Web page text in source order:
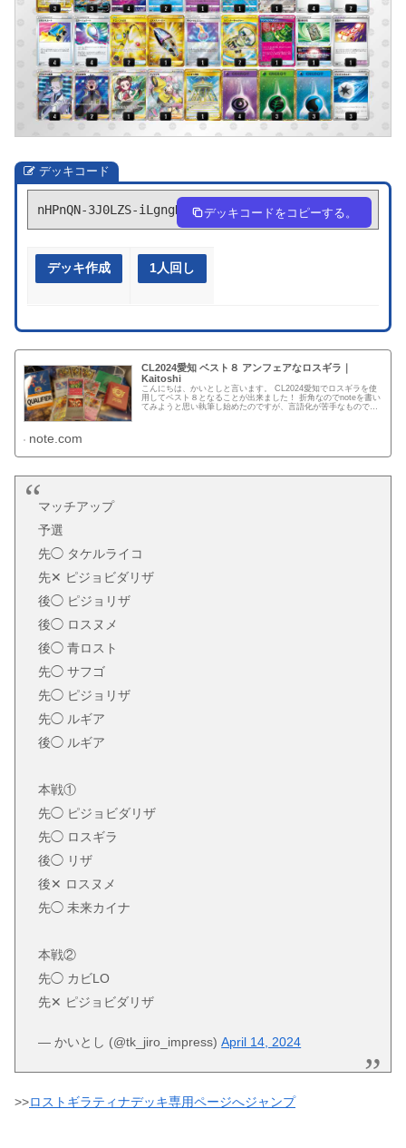
デッキコード
nHPnQN-3J0LZS-iLgngH デッキコードをコピーする。
デッキ作成 1人回し
CL2024愛知 ベスト８ アンフェアなロスギラ｜
Kaitoshi
こんにちは、かいとしと言います。 CL2024愛知でロスギラを使
用してベスト８となることが出来ました！ 折角なのでnoteを書い
てみようと思い執筆し始めたのですが、言語化が苦手なもので、
note.com
マッチアップ
予選
先◯ タケルライコ
先✕ ピジョビダリザ
後◯ ピジョリザ
後◯ ロスヌメ
後◯ 青ロスト
先◯ サフゴ
先◯ ピジョリザ
先◯ ルギア
後◯ ルギア
本戦①
先◯ ピジョビダリザ
先◯ ロスギラ
後◯ リザ
後✕ ロスヌメ
先◯ 未来カイナ
本戦②
先◯ カビLO
先✕ ピジョビダリザ
— かいとし (@tk_jiro_impress)April 14, 2024
>>ロストギラティナデッキ専用ページへジャンプ